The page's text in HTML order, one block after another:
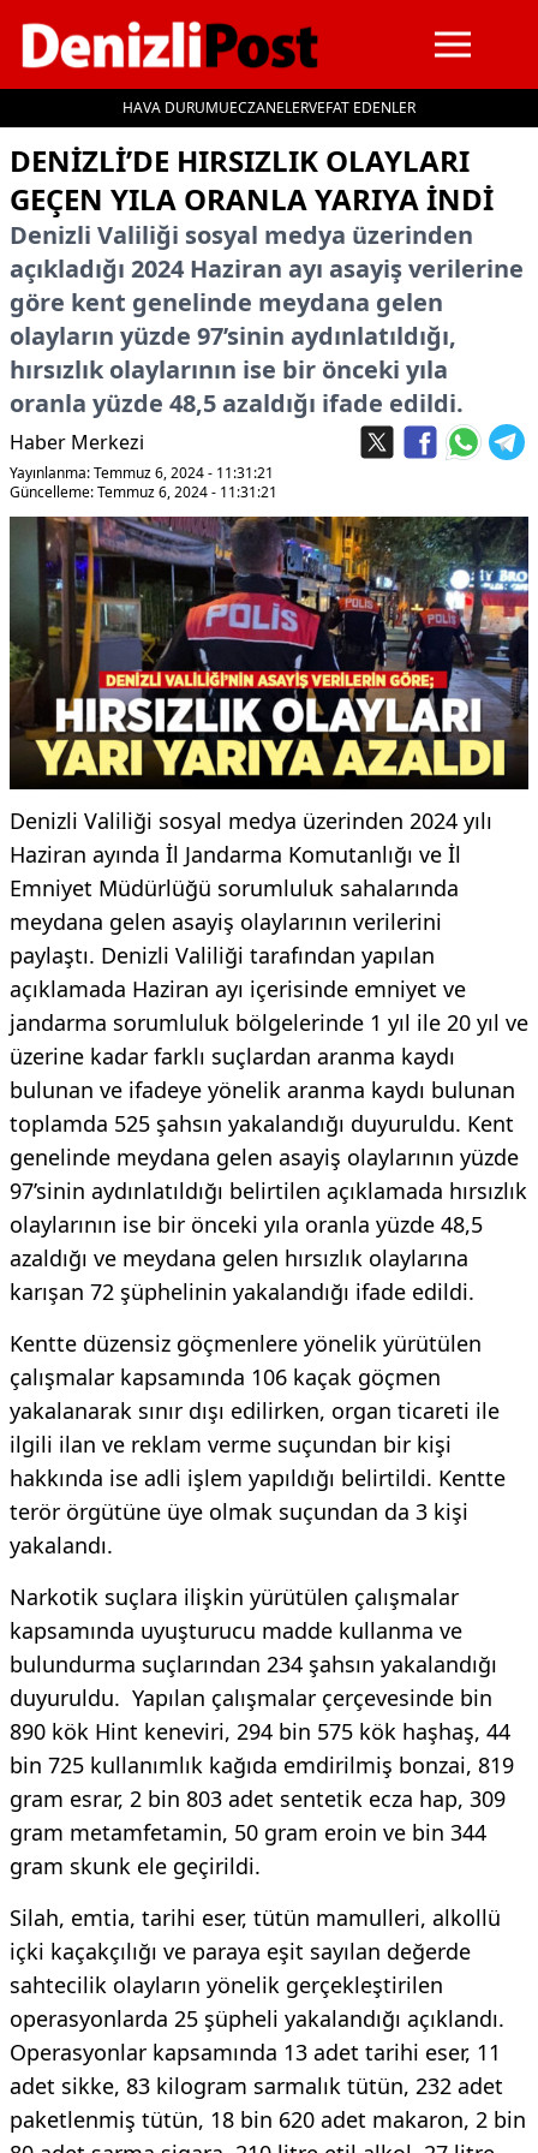
HAVA DURUMUECZANELERVEFAT EDENLER
İçeriğe geç
DENIZLI’DE HIRSIZLIK OLAYLARI
GEÇEN YILA ORANLA YARIYA INDI
Denizli Valiliği sosyal medya üzerinden
açıkladığı 2024 Haziran ayı asayiş verilerine
göre kent genelinde meydana gelen
olayların yüzde 97’sinin aydınlatıldığı,
hırsızlık olaylarının ise bir önceki yıla
oranla yüzde 48,5 azaldığı ifade edildi.
Haber Merkezi
Yayınlanma: Temmuz 6, 2024 - 11:31:21
Güncelleme: Temmuz 6, 2024 - 11:31:21
Denizli Valiliği sosyal medya üzerinden 2024 yılı
Haziran ayında İl Jandarma Komutanlığı ve İl
Emniyet Müdürlüğü sorumluluk sahalarında
meydana gelen asayiş olaylarının verilerini
paylaştı. Denizli Valiliği tarafından yapılan
açıklamada Haziran ayı içerisinde emniyet ve
jandarma sorumluluk bölgelerinde 1 yıl ile 20 yıl ve
üzerine kadar farklı suçlardan aranma kaydı
bulunan ve ifadeye yönelik aranma kaydı bulunan
toplamda 525 şahsın yakalandığı duyuruldu. Kent
genelinde meydana gelen asayiş olaylarının yüzde
97’sinin aydınlatıldığı belirtilen açıklamada hırsızlık
olaylarının ise bir önceki yıla oranla yüzde 48,5
azaldığı ve meydana gelen hırsızlık olaylarına
karışan 72 şüphelinin yakalandığı ifade edildi.
Kentte düzensiz göçmenlere yönelik yürütülen
çalışmalar kapsamında 106 kaçak göçmen
yakalanarak sınır dışı edilirken, organ ticareti ile
ilgili ilan ve reklam verme suçundan bir kişi
hakkında ise adli işlem yapıldığı belirtildi. Kentte
terör örgütüne üye olmak suçundan da 3 kişi
yakalandı.
Narkotik suçlara ilişkin yürütülen çalışmalar
kapsamında uyuşturucu madde kullanma ve
bulundurma suçlarından 234 şahsın yakalandığı
duyuruldu. Yapılan çalışmalar çerçevesinde bin
890 kök Hint keneviri, 294 bin 575 kök haşhaş, 44
bin 725 kullanımlık kağıda emdirilmiş bonzai, 819
gram esrar, 2 bin 803 adet sentetik ecza hap, 309
gram metamfetamin, 50 gram eroin ve bin 344
gram skunk ele geçirildi.
Silah, emtia, tarihi eser, tütün mamulleri, alkollü
içki kaçakçılığı ve paraya eşit sayılan değerde
sahtecilik olayların yönelik gerçekleştirilen
operasyonlarda 25 şüpheli yakalandığı açıklandı.
Operasyonlar kapsamında 13 adet tarihi eser, 11
adet sikke, 83 kilogram sarmalık tütün, 232 adet
paketlenmiş tütün, 18 bin 620 adet makaron, 2 bin